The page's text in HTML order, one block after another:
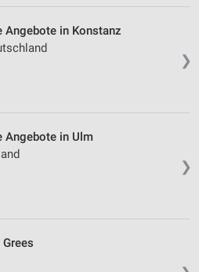
❯
Angebote in Konstanz
❯
Angebote in Ulm